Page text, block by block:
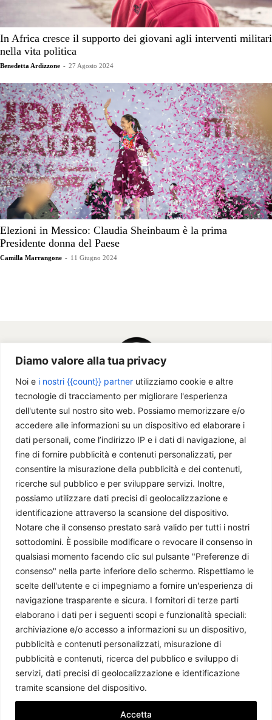
Diamo valore alla tua privacy
Noi e i nostri {{count}} partner utilizziamo cookie e altre
tecnologie di tracciamento per migliorare l'esperienza
dell'utente sul nostro sito web. Possiamo memorizzare e/o
accedere alle informazioni su un dispositivo ed elaborare i
dati personali, come l’indirizzo IP e i dati di navigazione, al
fine di fornire pubblicità e contenuti personalizzati, per
consentire la misurazione della pubblicità e dei contenuti,
ricerche sul pubblico e per sviluppare servizi. Inoltre,
possiamo utilizzare dati precisi di geolocalizzazione e
identificazione attraverso la scansione del dispositivo.
Notare che il consenso prestato sarà valido per tutti i nostri
sottodomini. È possibile modificare o revocare il consenso in
qualsiasi momento facendo clic sul pulsante "Preferenze di
consenso" nella parte inferiore dello schermo. Rispettiamo le
scelte dell'utente e ci impegniamo a fornire un'esperienza di
navigazione trasparente e sicura. I fornitori di terze parti
elaborano i dati per i seguenti scopi e funzionalità speciali:
archiviazione e/o accesso a informazioni su un dispositivo,
pubblicità e contenuti personalizzati, misurazione di
pubblicità e contenuti, ricerca del pubblico e sviluppo di
servizi, dati precisi di geolocalizzazione e identificazione
tramite scansione del dispositivo.
Accetta
In Africa cresce il supporto dei giovani agli interventi militari
nella vita politica
Benedetta Ardizzone - 27 Agosto 2024
Elezioni in Messico: Claudia Sheinbaum è la prima
Presidente donna del Paese
Camilla Marrangone - 11 Giugno 2024
Chi siamo
Il Caffè Geopolitico è una Associazione di Promozione Sociale. Dal
2009 parliamo di politica internazionale, per diffondere una
conoscenza accessibile e aggiornata delle dinamiche geopolitiche che
segnano il mondo che ci circonda.
C.F./P.IVA 11078490965 - Testata giornalistica registrata presso il
Tribunale di Milano aut. n.398 del 10/12/2013 - ISSN 2384-9975
Scrivici:redazione@ilcaffegeopolitico.net
Seguici
Le opinioni espresse dagli autori potrebbero non rappresentare la
posizione dell’associazione.